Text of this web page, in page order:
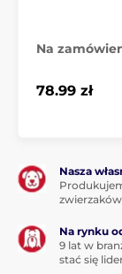
bromelainy,
organizmie
są
Pektyny,
pozytywny
Jako
dróg
Na
78.99 zł
Nasza
Na rynku
9 lat w
stać się